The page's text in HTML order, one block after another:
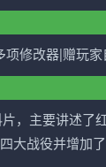
修改器|赠玩
，主要讲述
大战役并增加